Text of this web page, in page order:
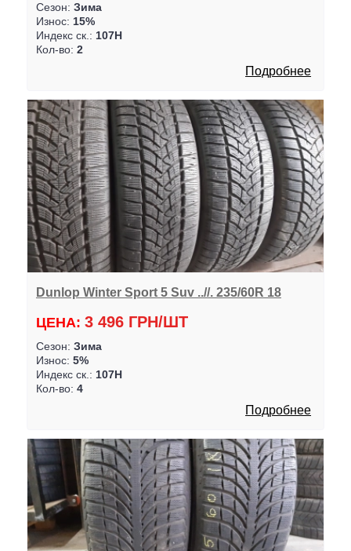
Сезон: Зима
Износ: 15%
Индекс ск.: 107H
Кол-во: 2
Подробнее
Dunlop Winter Sport 5 Suv ..//. 235/60R 18
ЦЕНА: 3 496 ГРН/ШТ
Сезон: Зима
Износ: 5%
Индекс ск.: 107H
Кол-во: 4
Подробнее